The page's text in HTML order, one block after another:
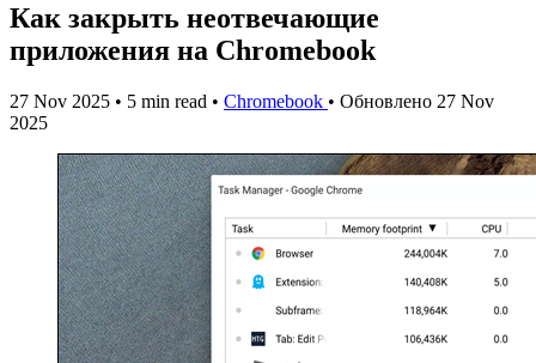
Как закрыть неотвечающие
приложения на Chromebook
27 Nov 2025 • 5 min read • Chromebook • Обновлено 27 Nov
2025